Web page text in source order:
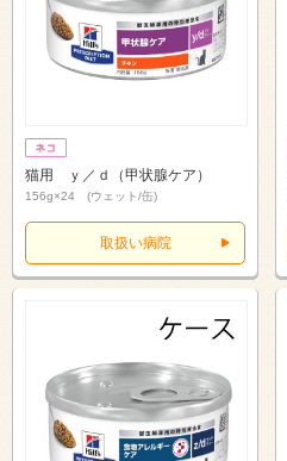
猫用 ｙ／ｄ（甲状腺ケア）
156g×24 (ウェット/缶)
取扱い病院